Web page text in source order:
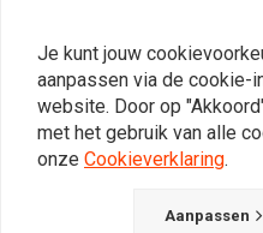
Je kunt jouw
aanpassen via de cookie-
website. Door op
met het gebruik van alle
onze Cookieverklaring.
Aanpassen